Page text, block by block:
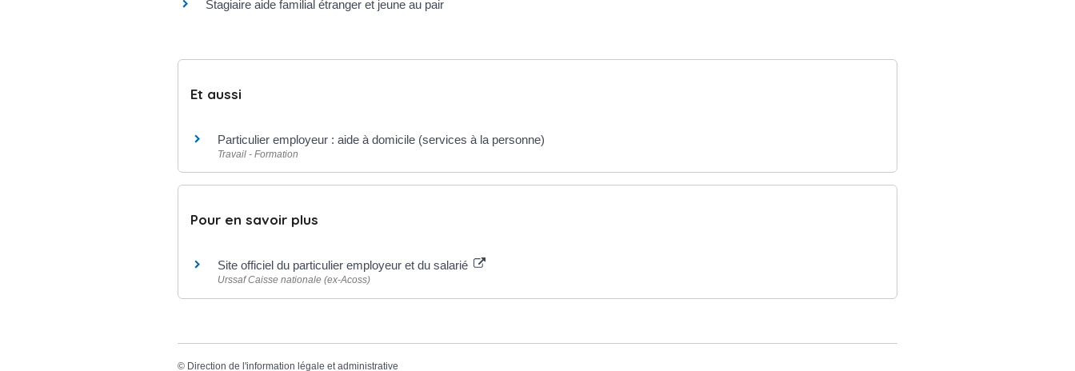
Stagiaire aide familial étranger et jeune au pair
Et aussi
Particulier employeur : aide à domicile (services à la personne)
Travail - Formation
Pour en savoir plus
Site officiel du particulier employeur et du salarié
Urssaf Caisse nationale (ex-Acoss)
© Direction de l'information légale et administrative